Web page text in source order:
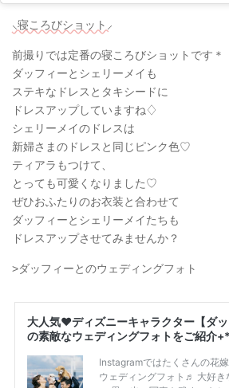
⸜寝ころびショット⸝
前撮りでは定番の寝ころびショットです＊
ダッフィーとシェリーメイも
ステキなドレスとタキシードに
ドレスアップしていますね♢
シェリーメイのドレスは
新婦さまのドレスと同じピンク色♡
ティアラもつけて、
とっても可愛くなりました♡
ぜひおふたりのお衣装と合わせて
ダッフィーとシェリーメイたちも
ドレスアップさせてみませんか？
>ダッフィーとのウェディングフォト